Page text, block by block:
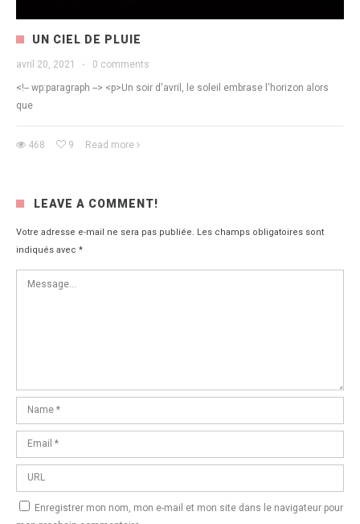
UN CIEL DE PLUIE
avril 20, 2021 · 0 comments
<!-- wp:paragraph --> <p>Un soir d'avril, le soleil embrase l'horizon alors
que
468 9 Read more
LEAVE A COMMENT!
Votre adresse e-mail ne sera pas publiée.
Les champs obligatoires sont
indiqués avec *
Enregistrer mon nom, mon e-mail et mon site dans le navigateur pour